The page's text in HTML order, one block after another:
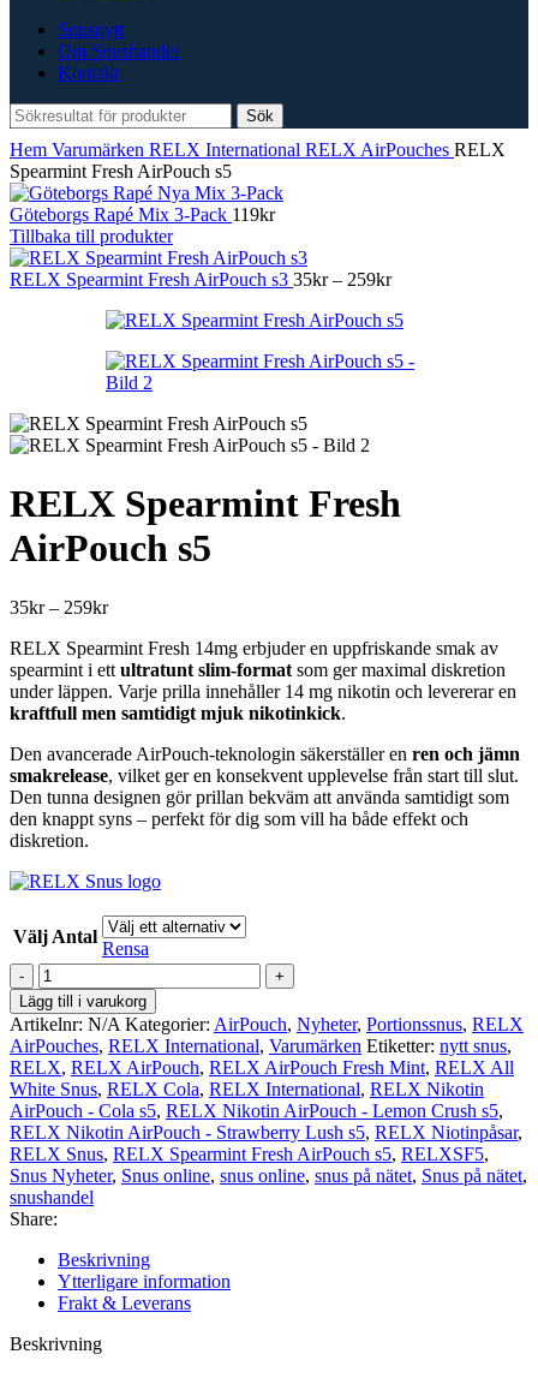
Snusnytt
Om Snushandel
Kontakt
Sök
Hem Varumärken RELX International RELX AirPouches RELX
Spearmint Fresh AirPouch s5
Göteborgs Rapé Mix 3-Pack 119kr
Tillbaka till produkter
RELX Spearmint Fresh AirPouch s3 35kr – 259krPrisintervall:
till
RELX Spearmint Fresh
AirPouch s5
35kr – 259krPrisintervall:
till
259kr
RELX Spearmint Fresh 14mg erbjuder en uppfriskande smak av
spearmint i ett ultratunt slim-format som ger maximal diskretion
under läppen. Varje prilla innehåller 14 mg nikotin och levererar en
kraftfull men samtidigt mjuk nikotinkick.
Den avancerade AirPouch-teknologin säkerställer en ren och jämn
smakrelease, vilket ger en konsekvent upplevelse från start till slut.
Den tunna designen gör prillan bekväm att använda samtidigt som
den knappt syns – perfekt för dig som vill ha både effekt och
diskretion.
Välj Antal
Rensa
RELX
Spearmint
Fresh
AirPouch
s5
mängd
Lägg till i varukorg
Artikelnr: N/A Kategorier: AirPouch, Nyheter, Portionssnus, RELX
AirPouches, RELX International, Varumärken Etiketter: nytt snus,
RELX, RELX AirPouch, RELX AirPouch Fresh Mint, RELX All
White Snus, RELX Cola, RELX International, RELX Nikotin
AirPouch - Cola s5, RELX Nikotin AirPouch - Lemon Crush s5,
RELX Nikotin AirPouch - Strawberry Lush s5, RELX Niotinpåsar,
RELX Snus, RELX Spearmint Fresh AirPouch s5, RELXSF5,
Snus Nyheter, Snus online, snus online, snus på nätet, Snus på nätet,
snushandel
Share:
Beskrivning
Ytterligare information
Frakt & Leverans
Beskrivning